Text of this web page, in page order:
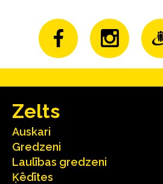
Zelts
Auskari
Gredzeni
Laulības gredzeni
Ķēdītes